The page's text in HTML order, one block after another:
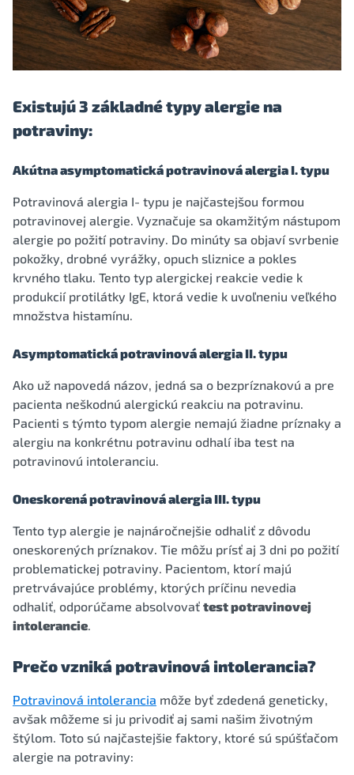
Existujú 3 základné typy alergie na
potraviny:
Akútna asymptomatická potravinová alergia I. typu
Potravinová alergia I- typu je najčastejšou formou
potravinovej alergie. Vyznačuje sa okamžitým nástupom
alergie po požití potraviny. Do minúty sa objaví svrbenie
pokožky, drobné vyrážky, opuch sliznice a pokles
krvného tlaku. Tento typ alergickej reakcie vedie k
produkcií protilátky IgE, ktorá vedie k uvoľneniu veľkého
množstva histamínu.
Asymptomatická potravinová alergia II. typu
Ako už napovedá názov, jedná sa o bezpríznakovú a pre
pacienta neškodnú alergickú reakciu na potravinu.
Pacienti s týmto typom alergie nemajú žiadne príznaky a
alergiu na konkrétnu potravinu odhalí iba test na
potravinovú intoleranciu.
Oneskorená potravinová alergia III. typu
Tento typ alergie je najnáročnejšie odhaliť z dôvodu
oneskorených príznakov. Tie môžu prísť aj 3 dni po požití
problematickej potraviny. Pacientom, ktorí majú
pretrvávajúce problémy, ktorých príčinu nevedia
odhaliť, odporúčame absolvovať test potravinovej
intolerancie.
Prečo vzniká potravinová intolerancia?
Potravinová intolerancia môže byť zdedená geneticky,
avšak môžeme si ju privodiť aj sami našim životným
štýlom. Toto sú najčastejšie faktory, ktoré sú spúšťačom
alergie na potraviny: